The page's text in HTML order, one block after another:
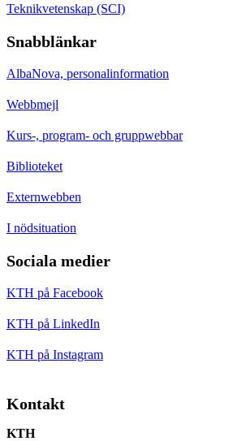
Teknikvetenskap (SCI)
Snabblänkar
AlbaNova, personalinformation
Webbmejl
Kurs-, program- och gruppwebbar
Biblioteket
Externwebben
I nödsituation
Sociala medier
KTH på Facebook
KTH på LinkedIn
KTH på Instagram
Kontakt
KTH